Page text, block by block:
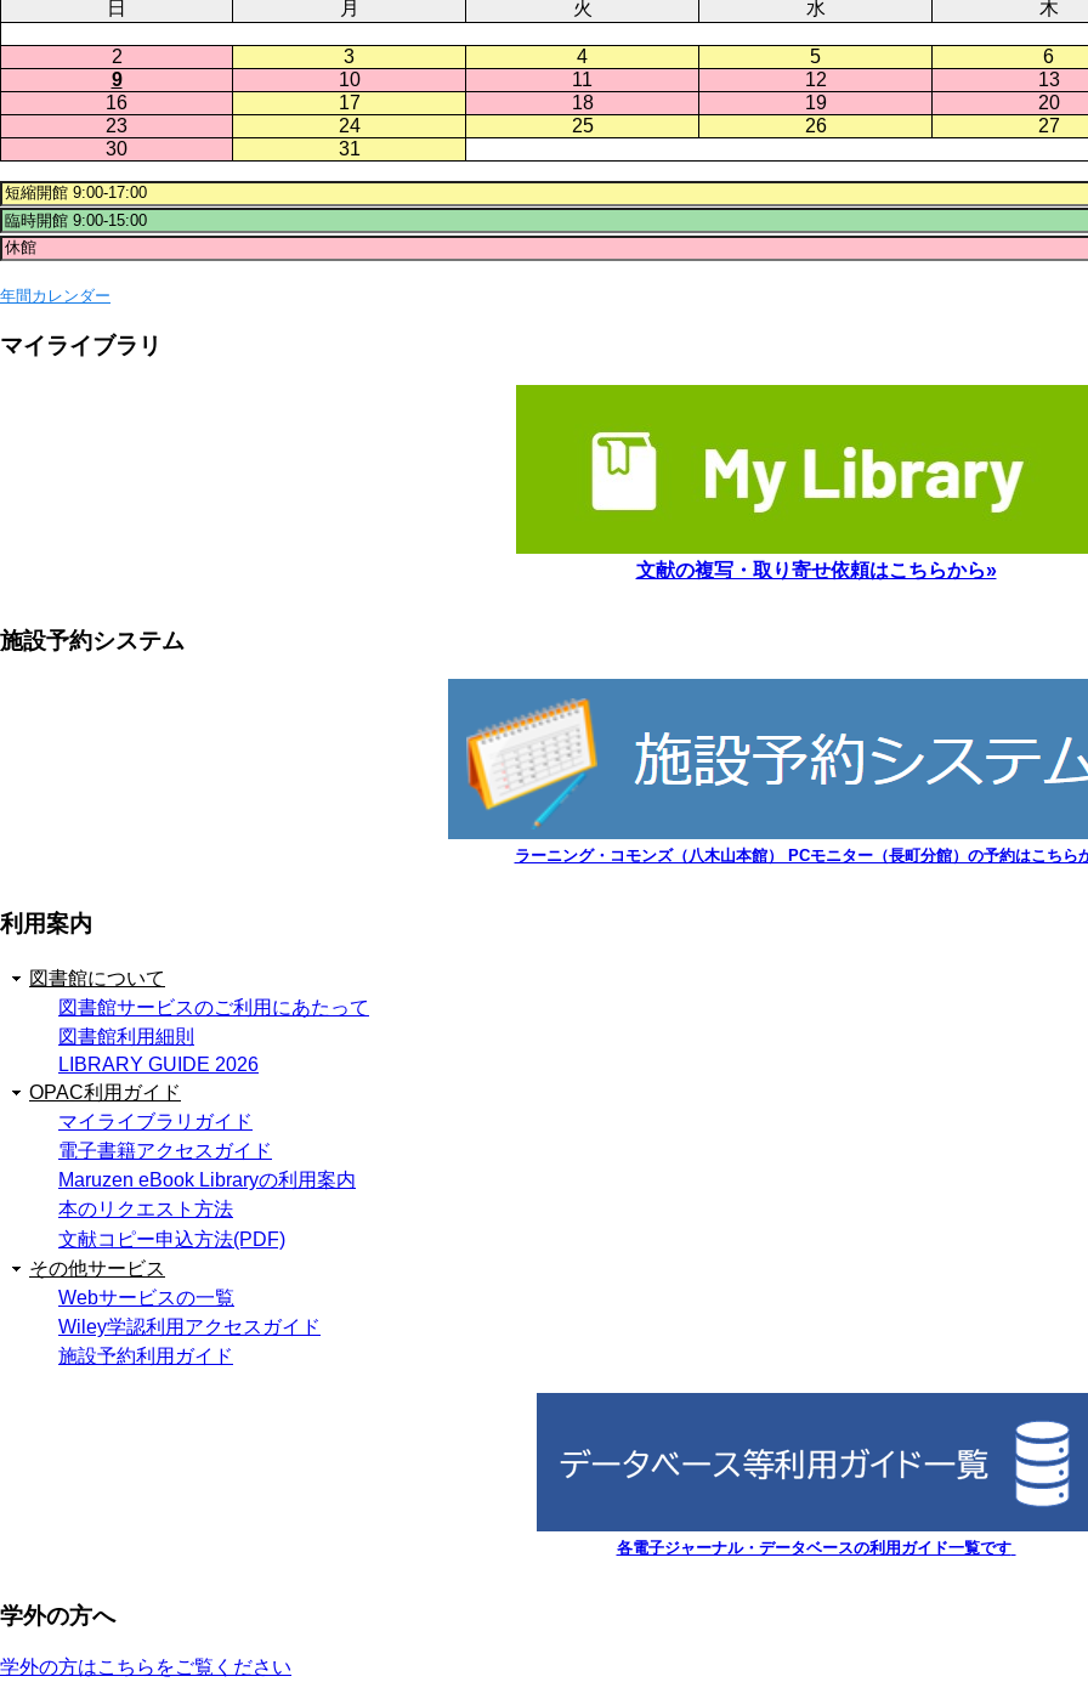
日
月 火 水 木
2 3 4 5
6
9
10 11 12
13
16
17 18 19
20
23
24 25 26
27
30
31
年間カレンダー
マイライブラリ
文献の複写・取り寄せ依頼はこちらから»
施設予約システム
ラーニング・コモンズ（八木山本館） PCモニター（長町分館）の予約はこちら
利用案内
図書館について
図書館サービスのご利用にあたって
図書館利用細則
LIBRARY GUIDE 2026
OPAC利用ガイド
マイライブラリガイド
電子書籍アクセスガイド
Maruzen eBook Libraryの利用案内
本のリクエスト方法
文献コピー申込方法(PDF)
その他サービス
Webサービスの一覧
Wiley学認利用アクセスガイド
施設予約利用ガイド
各電子ジャーナル・データベースの利用ガイド一覧です
学外の方へ
学外の方はこちらをご覧ください